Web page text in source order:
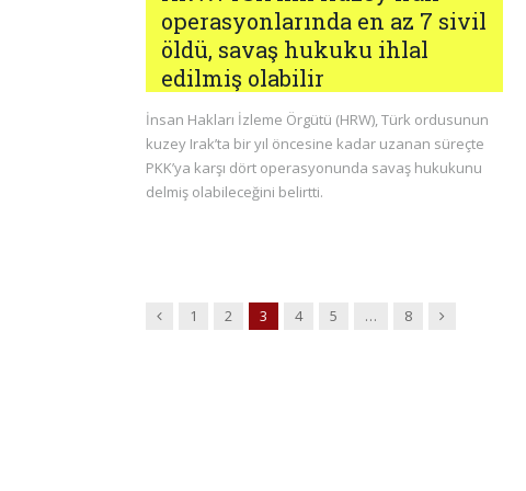
operasyonlarında en az 7 sivil
öldü, savaş hukuku ihlal
edilmiş olabilir
İnsan Hakları İzleme Örgütü (HRW), Türk ordusunun
kuzey Irak’ta bir yıl öncesine kadar uzanan süreçte
PKK’ya karşı dört operasyonunda savaş hukukunu
delmiş olabileceğini belirtti.
Previous
1 2 3 4 5 … 8 Next